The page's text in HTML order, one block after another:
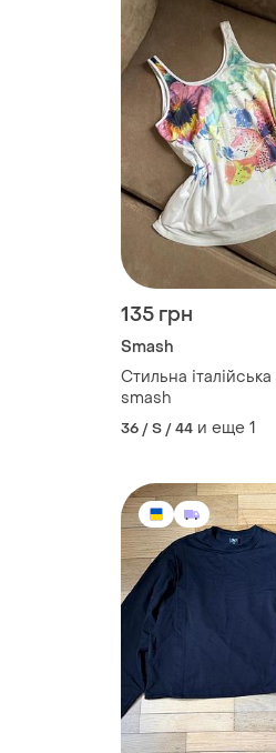
135 грн
Smash
Стильна
smash
36 / S / 44 и еще 1